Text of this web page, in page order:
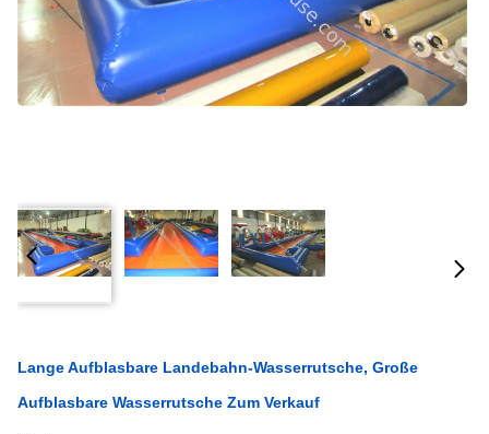
Lange Aufblasbare Landebahn-Wasserrutsche, Große
Aufblasbare Wasserrutsche Zum Verkauf